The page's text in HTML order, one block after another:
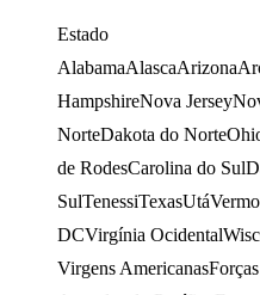
Estado
HampshireNova
NorteDakota do
de RodesCarolina do
DCVirgínia
Virgens